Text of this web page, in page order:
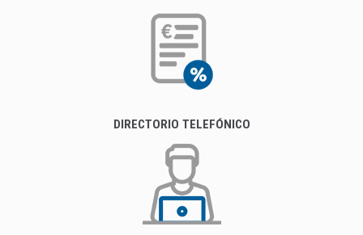
DIRECTORIO TELEFÓNICO